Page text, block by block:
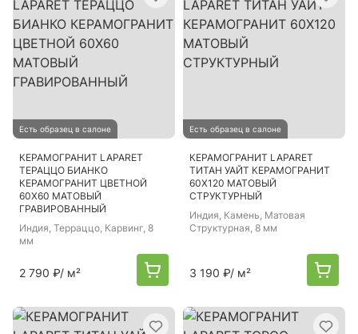
Есть образец в салоне
КЕРАМОГРАНИТ LAPARET
ТЕРАЦЦО БИАНКО
КЕРАМОГРАНИТ ЦВЕТНОЙ
60Х60 МАТОВЫЙ
ГРАВИРОВАННЫЙ
Индия, Терраццо, Карвинг, 8
мм
2 790 ₽/ м²
Есть образец в салоне
КЕРАМОГРАНИТ LAPARET
ТИТАН УАЙТ КЕРАМОГРАНИТ
60Х120 МАТОВЫЙ
СТРУКТУРНЫЙ
Индия, Камень, Матовая
Структурная, 8 мм
3 190 ₽/ м²